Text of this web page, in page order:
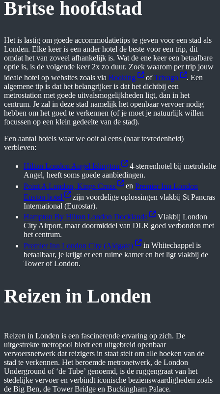
Britse hoofdstad
Het is lastig om goede accommodatietips te geven voor een stad als
Londen. Elke keer is een ander hotel de beste voor een trip, dit
omdat het van zoveel afhankelijk is. Wat de ene keer een betaalbare
optie is, is de volgende keer 2x zo duur. Zoek waarom per trip jouw
ideale hotel op websites zoals via Booking ofTrivago
. Een
algemene tip is dat het belangrijker is dat het dichtbij een
metrostation met goede uitvalsmogelijkheden ligt, dan in het
centrum. Je zal in deze stad namelijk het openbaar vervoer nodig
hebben om het goed te verkennen (of je moet je natuurlijk willen
focussen op een klein gedeelte van de stad).
Een aantal hotels waar we ooit al eens (naar tevredenheid)
verbleven:
Hilton London Angel Islington
4-sterrenhotel bij metrohalte
Angel, heeft soms goede aanbiedingen.
Point A London, Kings Cross
en Premier Inn London
Euston hotel
zijn voordelige oplossingen vlakbij St Pancras
International (Eurostar).
Hampton By Hilton London Docklands
Vlakbij London
City Airport, maar doormiddel van DLR goed verbonden met
het centrum.
Premier Inn London City (Aldgate)
in Whitechappel is
betaalbaar, je krijgt er een ruime kamer en het ligt vlakbij de
Tower of London.
Reizen in Londen
Reizen in Londen is een fascinerende ervaring op zich. De
uitgestrekte metropool biedt een uitgebreid openbaar
vervoersnetwerk dat reizigers in staat stelt om alle hoeken van de
stad te verkennen. Het beroemde metronetwerk, de London
Underground of ‘de Tube’ genoemd, is de ruggengraat van het
stedelijke vervoer en verbindt iconische bezienswaardigheden zoals
de Big Ben, de Tower Bridge en Buckingham Palace.